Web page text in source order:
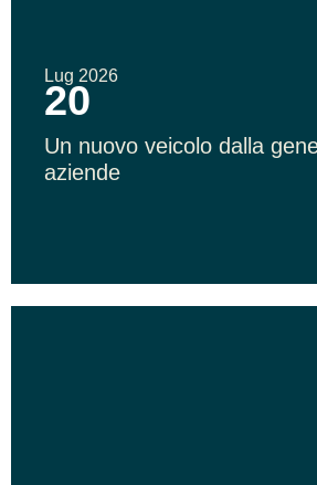
Lug 2026
20
Un nuovo veicolo dalla
aziende